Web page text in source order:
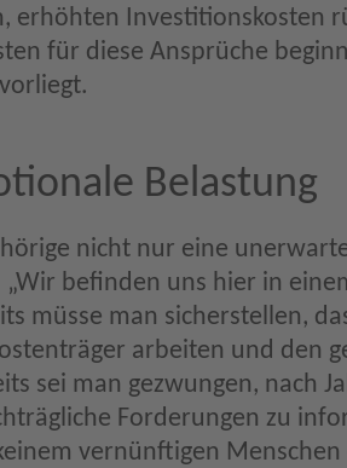
erhöhten Investitionskosten
für diese Ansprüche
Belastung
nicht nur eine
befinden uns hier in
müsse man sicherstellen,
arbeiten und den
sei man gezwungen, nach
Forderungen zu
vernünftigen Menschen